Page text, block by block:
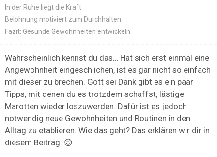
In der Ruhe liegt die Kraft
Belohnung motiviert zum Durchhalten
Fazit: Gesunde Gewohnheiten entwickeln
Wahrscheinlich kennst du das… Hat sich erst einmal eine
Angewohnheit eingeschlichen, ist es gar nicht so einfach
mit dieser zu brechen. Gott sei Dank gibt es ein paar
Tipps, mit denen du es trotzdem schaffst, lästige
Marotten wieder loszuwerden. Dafür ist es jedoch
notwendig neue Gewohnheiten und Routinen in den
Alltag zu etablieren. Wie das geht? Das erklären wir dir in
diesem Beitrag. 😊